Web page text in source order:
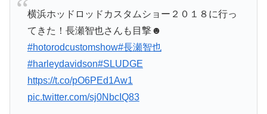
横浜ホッドロッドカスタムショー２０１８に行っ
てきた！長瀬智也さんも目撃☻
#hotorodcustomshow#長瀬智也
#harleydavidson#SLUDGE
https://t.co/pO6PEd1Aw1
pic.twitter.com/sj0NbcIQ83